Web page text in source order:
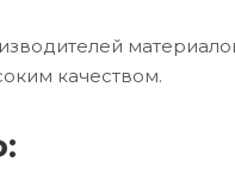
качеством.